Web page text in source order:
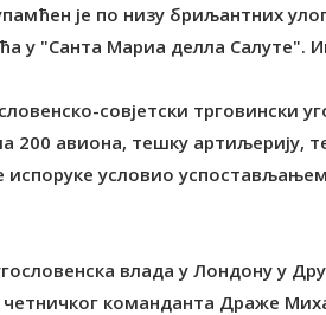
је по низу бриљантних
у "Санта Мариа делла Салуте".
совјетски трговински
200 авиона, тешку
испоруке условио
влада у Лондону у
команданта Драже